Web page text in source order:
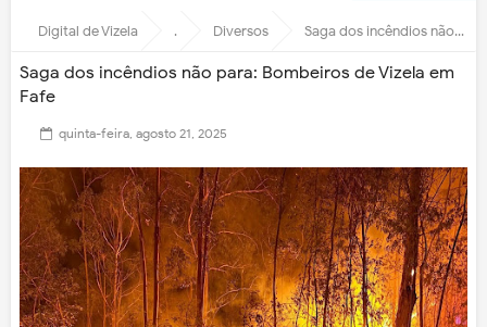
Digital de Vizela . Diversos Saga dos incêndios não para: Bombeiros de Vizela em Fafe
Saga dos incêndios não para: Bombeiros de Vizela em
Fafe
quinta-feira, agosto 21, 2025